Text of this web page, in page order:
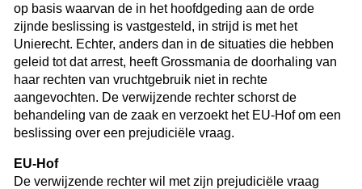
op basis waarvan de in het hoofdgeding aan de orde
zijnde beslissing is vastgesteld, in strijd is met het
Unierecht. Echter, anders dan in de situaties die hebben
geleid tot dat arrest, heeft Grossmania de doorhaling van
haar rechten van vruchtgebruik niet in rechte
aangevochten. De verwijzende rechter schorst de
behandeling van de zaak en verzoekt het EU-Hof om een
beslissing over een prejudiciële vraag.
EU-Hof
De verwijzende rechter wil met zijn prejudiciële vraag